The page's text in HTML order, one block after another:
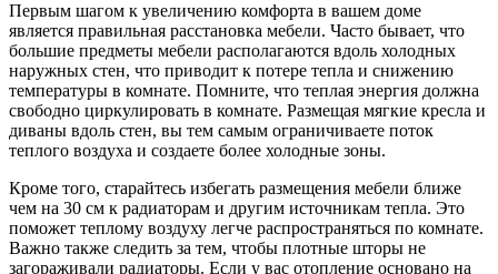
Первым шагом к увеличению комфорта в вашем доме
является правильная расстановка мебели. Часто бывает, что
большие предметы мебели располагаются вдоль холодных
наружных стен, что приводит к потере тепла и снижению
температуры в комнате. Помните, что теплая энергия должна
свободно циркулировать в комнате. Размещая мягкие кресла и
диваны вдоль стен, вы тем самым ограничиваете поток
теплого воздуха и создаете более холодные зоны.
Кроме того, старайтесь избегать размещения мебели ближе
чем на 30 см к радиаторам и другим источникам тепла. Это
поможет теплому воздуху легче распространяться по комнате.
Важно также следить за тем, чтобы плотные шторы не
загораживали радиаторы. Если у вас отопление основано на